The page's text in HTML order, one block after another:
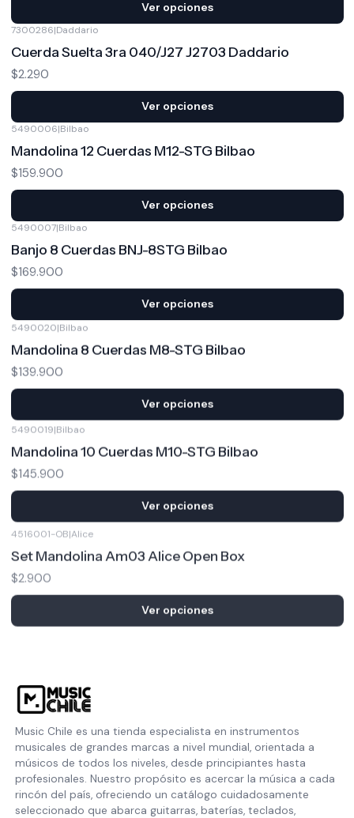
Ver opciones
7300286|Daddario
Cuerda Suelta 3ra 040/J27 J2703 Daddario
$2.290
Ver opciones
5490006|Bilbao
Mandolina 12 Cuerdas M12-STG Bilbao
$159.900
Ver opciones
5490007|Bilbao
Banjo 8 Cuerdas BNJ-8STG Bilbao
$169.900
Ver opciones
5490020|Bilbao
Mandolina 8 Cuerdas M8-STG Bilbao
$139.900
Ver opciones
5490019|Bilbao
Mandolina 10 Cuerdas M10-STG Bilbao
$145.900
Ver opciones
4516001-OB|Alice
$2.900
Music Chile es una tienda especialista en instrumentos
musicales de grandes marcas a nivel mundial, orientada a
músicos de todos los niveles, desde principiantes hasta
profesionales. Nuestro propósito es acercar la música a cada
rincón del país, ofreciendo un catálogo cuidadosamente
seleccionado que abarca guitarras, baterías, teclados,